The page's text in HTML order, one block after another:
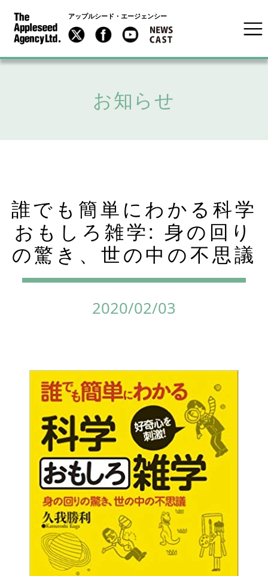
アップルシード・エージェンシー
お知らせ
誰でも簡単にわかる科学
おもしろ雑学: 身の回り
の驚き、世の中の不思議
2020/02/03